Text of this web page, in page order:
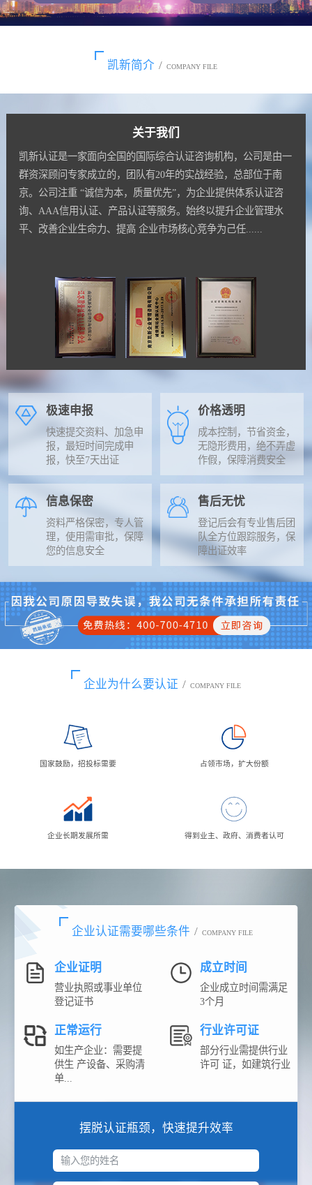
凯新简介 / COMPANY FILE
关于我们
凯新认证是一家面向全国的国际综合认证咨询机构，公司是由一
群资深顾问专家成立的，团队有20年的实战经验，总部位于南
京。公司注重 “诚信为本，质量优先”，为企业提供体系认证咨
询、AAA信用认证、产品认证等服务。始终以提升企业管理水
平、改善企业生命力、提高 企业市场核心竞争为己任......
极速申报
快速提交资料、加急申
报，最短时间完成申
报，快至7天出证
价格透明
成本控制，节省资金，
无隐形费用，绝不弄虚
作假，保障消费安全
信息保密
资料严格保密，专人管
理，使用需审批，保障
您的信息安全
售后无忧
登记后会有专业售后团
队全方位跟踪服务，保
障出证效率
企业为什么要认证 / COMPANY FILE
国家鼓励，招投标需要 占领市场，扩大份额
企业长期发展所需 得到业主、政府、消费者认可
企业认证需要哪些条件 / COMPANY FILE
企业证明
营业执照或事业单位
登记证书
成立时间
企业成立时间需满足
3个月
正常运行
如生产企业：需要提
供生 产设备、采购清
单...
行业许可证
部分行业需提供行业
许可 证，如建筑行业
摆脱认证瓶颈，快速提升效率
输入您的姓名